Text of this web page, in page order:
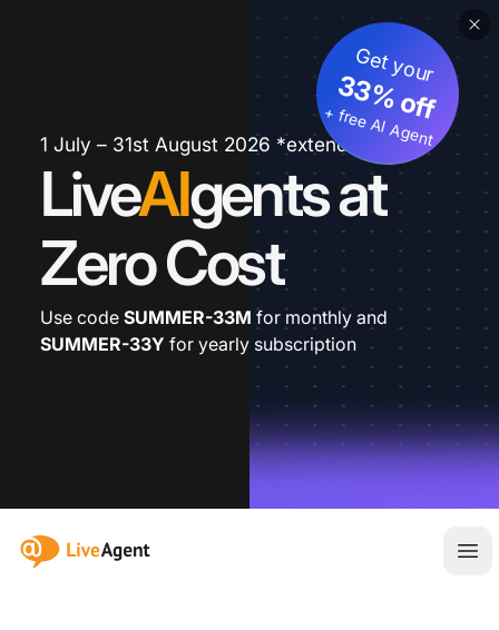
1 July – 31st August 2026 *extended
LiveAIgents at
Zero Cost
Get your
33% off
+ free AI Agent
Use code SUMMER-33M for monthly and
SUMMER-33Y for yearly subscription
:site.title
メ